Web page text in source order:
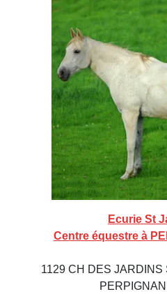
Ecurie St
Centre équestre à
1129 CH DES
PERPIGNAN